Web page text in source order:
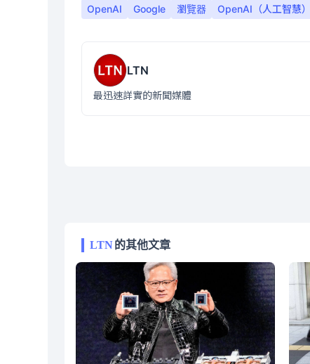
OpenAI Google 瀏覽器 OpenAI（人工智慧）
LTN
最迅速詳實的新聞媒體
LTN的其他文章